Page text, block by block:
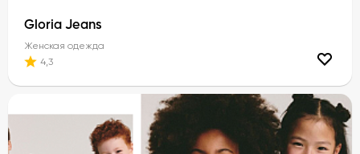
Gloria Jeans
Женская одежда
4,3